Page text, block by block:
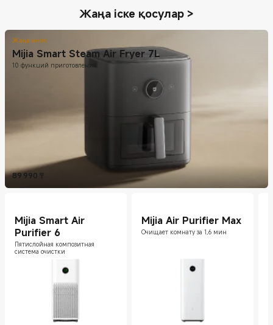
Жаңа іске қосулар >
Жаңа өнім
Mijia Smart Steam Air Fryer 7L
10 функций приготовления
89 990 ₸
Current Price ₸89990
Mijia Smart Air
Purifier 6
Пятислойная композитная
система очистки
Mijia Air Purifier Max
Очищает комнату за 1,6 мин